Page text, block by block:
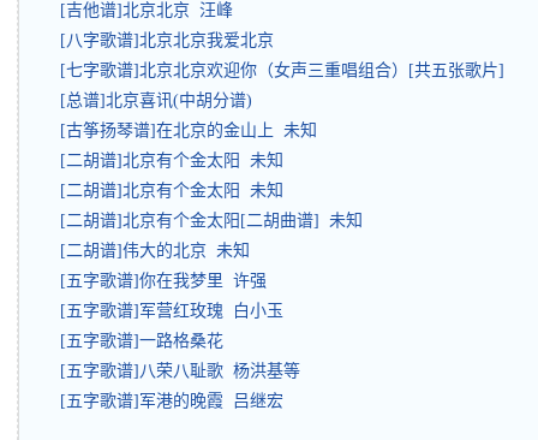
[吉他谱]北京北京 汪峰
[八字歌谱]北京北京我爱北京
[七字歌谱]北京北京欢迎你（女声三重唱组合）[共五张歌片]
[总谱]北京喜讯(中胡分谱)
[古筝扬琴谱]在北京的金山上 未知
[二胡谱]北京有个金太阳 未知
[二胡谱]北京有个金太阳 未知
[二胡谱]北京有个金太阳[二胡曲谱] 未知
[二胡谱]伟大的北京 未知
[五字歌谱]你在我梦里 许强
[五字歌谱]军营红玫瑰 白小玉
[五字歌谱]一路格桑花
[五字歌谱]八荣八耻歌 杨洪基等
[五字歌谱]军港的晚霞 吕继宏